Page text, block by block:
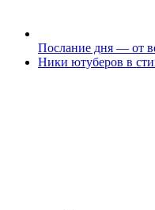
Послание дня — от
Ники ютуберов в